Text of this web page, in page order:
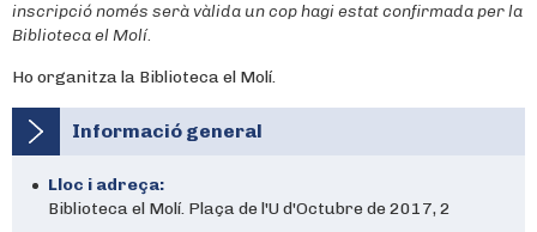
inscripció només serà vàlida un cop hagi estat confirmada per la
Biblioteca el Molí.
Ho organitza la Biblioteca el Molí.
Informació general
Lloc i adreça:
Biblioteca el Molí. Plaça de l'U d'Octubre de 2017, 2